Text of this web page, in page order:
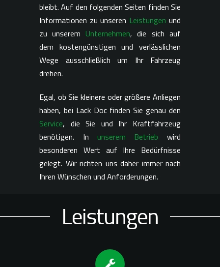
bleibt. Auf den folgenden Seiten finden Sie
Informationen zu unseren Leistungen und
zu unserem Unternehmen, die sich auf
dem kostengünstigen und verlässlichen
Wege ausschließlich um Ihr Fahrzeug
drehen.
Egal, ob Sie kleinere oder größere Anliegen
haben, bei Lack Doc finden Sie genau den
Service, die Sie und Ihr Kraftfahrzeug
benötigen. In unserem Betrieb wird
besonderen Wert auf Ihre Bedürfnisse
gelegt. Wir richten uns daher immer nach
Ihren Wünschen und Anforderungen.
Leistungen